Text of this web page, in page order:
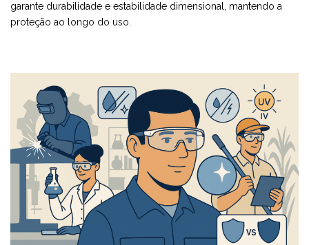
garante durabilidade e estabilidade dimensional, mantendo a
proteção ao longo do uso.